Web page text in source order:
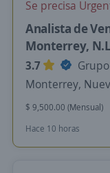
Se precisa
Analista de
Monterrey,
3.7
Monterrey,
$ 9,500.00 (Mensual)
Hace 10 horas